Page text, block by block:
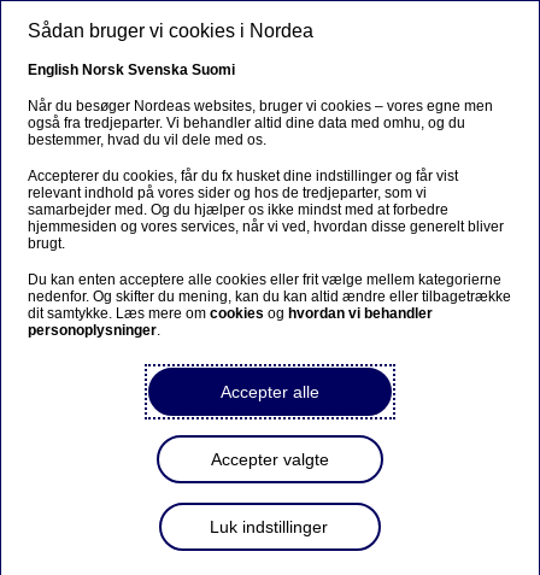
Nordiske UNESCO-steder
driver lokal bæredygtig
udvikling
biodiversitet og kultur kræver lokale løsninger. Derfor er
UNESCO-stederne i Norden gået sammen om at lave en
digital rute, der viser, hvordan vi kan finde konkrete
løsninger på verdens problemer lige uden for vores egen
dør.
25. SEPTEMBER 2025 7MINUTTER
Sådan bruger vi cookies i Nordea
English Norsk Svenska Suomi
Når du besøger Nordeas websites, bruger vi cookies – vores egne men
også fra tredjeparter. Vi behandler altid dine data med omhu, og du
bestemmer, hvad du vil dele med os.
Accepterer du cookies, får du fx husket dine indstillinger og får vist
relevant indhold på vores sider og hos de tredjeparter, som vi
samarbejder med. Og du hjælper os ikke mindst med at forbedre
hjemmesiden og vores services, når vi ved, hvordan disse generelt bliver
brugt.
Du kan enten acceptere alle cookies eller frit vælge mellem kategorierne
nedenfor. Og skifter du mening, kan du kan altid ændre eller tilbagetrække
dit samtykke. Læs mere omcookies og hvordan vi behandler
personoplysninger.
Accepter alle
Accepter valgte
Luk indstillinger